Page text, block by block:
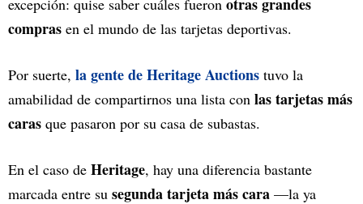
compras en el mundo de las tarjetas deportivas.
Por suerte, la gente de Heritage Auctions tuvo la
amabilidad de compartirnos una lista con las tarjetas más
caras que pasaron por su casa de subastas.
En el caso de Heritage, hay una diferencia bastante
marcada entre su segunda tarjeta más cara —la ya